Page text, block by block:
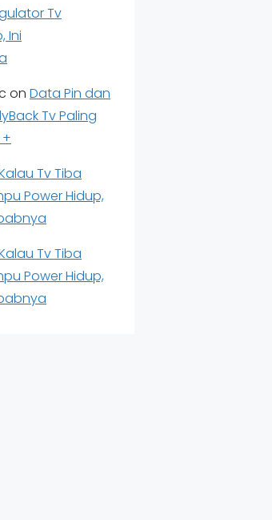
Tv
Ini
on Data Pin dan
Tv Paling
Tv Tiba
Power Hidup,
Tv Tiba
Power Hidup,